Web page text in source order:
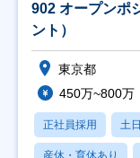
902 オープンポ
ント）
東京都
450万~800万
正社員採用 土
産休・育休あり